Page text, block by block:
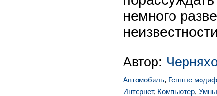
немного
Автор:
Автомобиль, Генные
Интернет, Компьютер,